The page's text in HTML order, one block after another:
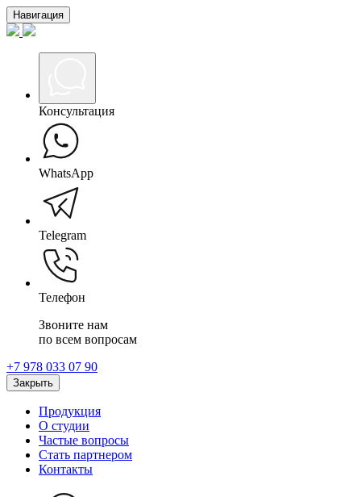
Навигация
Консультация
WhatsApp
Telegram
Телефон
Звоните нам
по всем вопросам
+7 978 033 07 90
Закрыть
Продукция
О студии
Частые вопросы
Стать партнером
Контакты